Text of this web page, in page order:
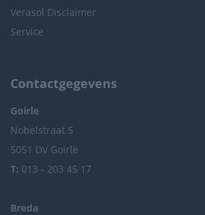
Verasol Disclaimer
Service
Contactgegevens
Goirle
Nobelstraat 5
5051 DV Goirle
T: 013 - 203 45 17
Breda